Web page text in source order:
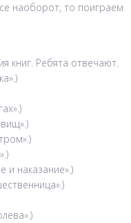
наоборот, то поиграем
книг. Ребята отвечают.
и наказание».)